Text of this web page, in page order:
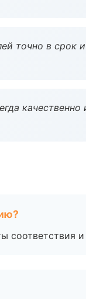
точно в срок
качественно
и